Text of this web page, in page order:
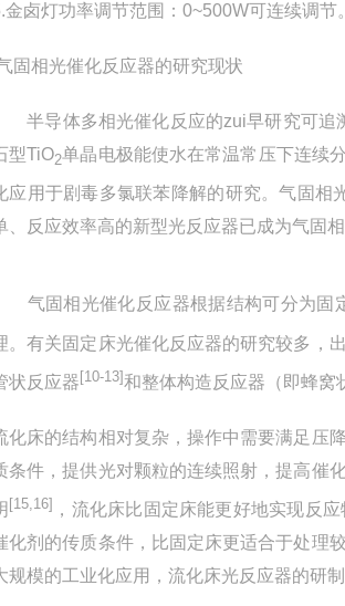
金卤灯功率调节范围：0~500W可连续调节。
固相光催化反应器的研究现状
半导体多相光催化反应的zui早研究可追
型TiO2单晶电极能使水在常温常压下连续
应用于剧毒多氯联苯降解的研究。气固相
、反应效率高的新型光反应器已成为气固
气固相光催化反应器根据结构可分为固
。有关固定床光催化反应器的研究较多，
状反应器[10-13]和整体构造反应器（即蜂窝
化床的结构相对复杂，操作中需要满足压
条件，提供光对颗粒的连续照射，提高催
[15,16] ，流化床比固定床能更好地实现反
化剂的传质条件，比固定床更适合于处理
规模的工业化应用，流化床光反应器的研